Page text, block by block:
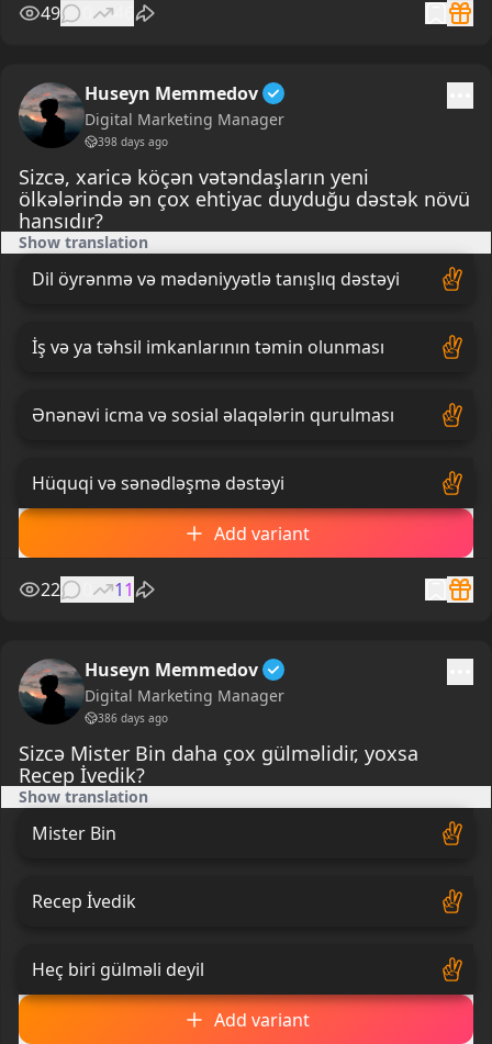
49
Huseyn Memmedov
Digital Marketing Manager
398 days ago
Sizcə, xaricə köçən vətəndaşların yeni
ölkələrində ən çox ehtiyac duyduğu dəstək növü
hansıdır?
Show translation
Dil öyrənmə və mədəniyyətlə tanışlıq dəstəyi
İş və ya təhsil imkanlarının təmin olunması
Ənənəvi icma və sosial əlaqələrin qurulması
Hüquqi və sənədləşmə dəstəyi
Add variant
22 11
Huseyn Memmedov
Digital Marketing Manager
386 days ago
Sizcə Mister Bin daha çox gülməlidir, yoxsa
Recep İvedik?
Show translation
Mister Bin
Recep İvedik
Heç biri gülməli deyil
Add variant